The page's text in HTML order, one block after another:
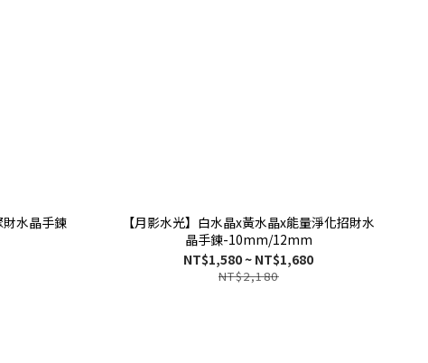
財水晶手鍊
【月影水光】白水晶x黃水晶x能量淨化招財水
晶手鍊-10mm/12mm
NT$1,580 ~ NT$1,680
NT$2,180